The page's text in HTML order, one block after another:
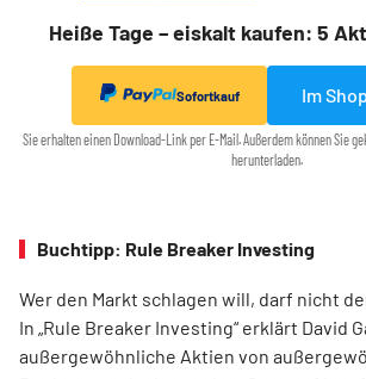
Heiße Tage – eiskalt kaufen: 5
Sofortkauf Im
Sie erhalten einen Download-Link per E-Mail. Außerdem können Sie
herunterladen.
Buchtipp: Rule Breaker Investing
Wer den Markt schlagen will, darf nicht
In „Rule Breaker Investing“ erklärt David
außergewöhnliche Aktien von